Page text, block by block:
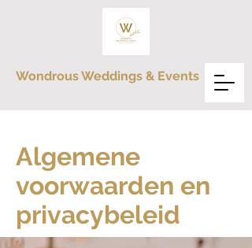
Wondrous Weddings & Events
Algemene
voorwaarden en
privacybeleid